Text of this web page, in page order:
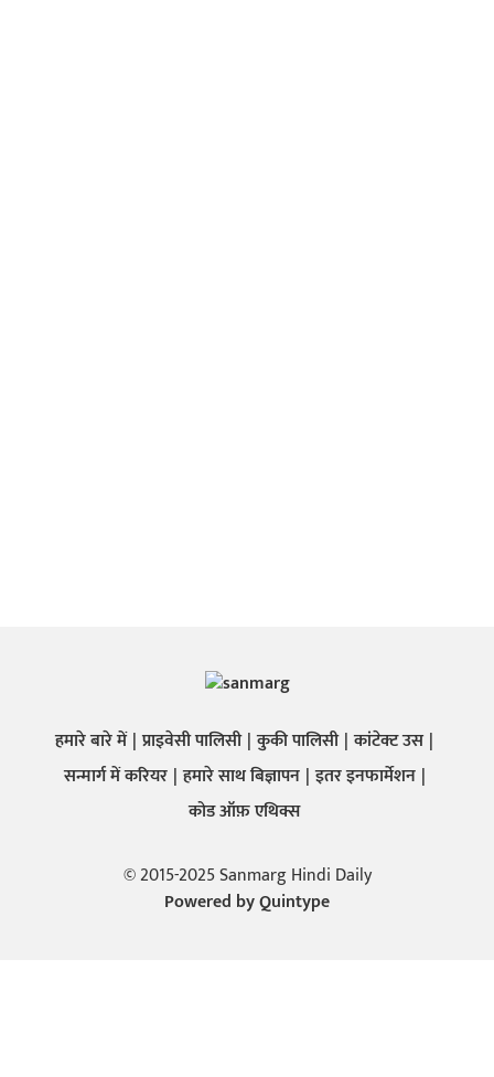
हमारे बारे में प्राइवेसी पालिसी कुकी पालिसी कांटेक्ट उस
सन्मार्ग में करियर हमारे साथ बिज्ञापन इतर इनफार्मेशन
कोड ऑफ़ एथिक्स
© 2015-2025 Sanmarg Hindi Daily
Powered byQuintype